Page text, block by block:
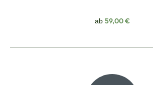
Regulärer Preis:
ab 59,00 €